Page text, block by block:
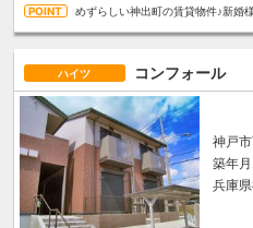
めずらしい神出町の賃貸物件♪新婚
ハイツ コンフォール
神戸
築年
兵庫